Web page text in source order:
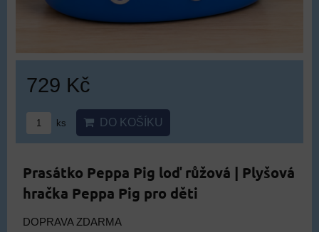
729 Kč
ks DO KOŠÍKU
Prasátko Peppa Pig loď růžová | Plyšová
hračka Peppa Pig pro děti
DOPRAVA ZDARMA